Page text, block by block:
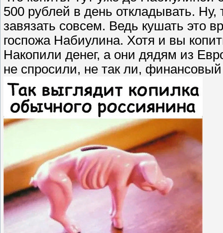
500 рублей в день откладывать.
завязать совсем. Ведь кушать это
госпожа Набиулина. Хотя и вы
Накопили денег, а они дядям из
не спросили, не так ли,